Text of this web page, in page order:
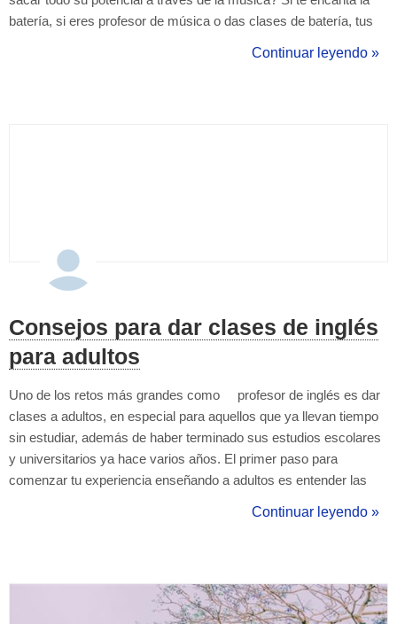
batería, si eres profesor de música o das clases de batería, tus
sus objetivos. La batería es un instrumento muy especial y
Continuar leyendo »
Consejos para dar clases de inglés
para adultos
Uno de los retos más grandes como profesor de inglés es dar
clases a adultos, en especial para aquellos que ya llevan tiempo
sin estudiar, además de haber terminado sus estudios escolares
y universitarios ya hace varios años. El primer paso para
comenzar tu experiencia enseñando a adultos es entender las
tener en cuenta todos esos aspectos que pueden limitar el ti...
Continuar leyendo »